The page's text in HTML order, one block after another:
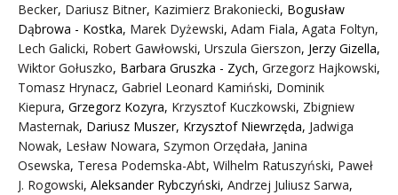
Becker, Dariusz Bitner, Kazimierz Brakoniecki, Bogusław
Dąbrowa - Kostka, Marek Dyżewski, Adam Fiala, Agata Foltyn,
Lech Galicki, Robert Gawłowski, Urszula Gierszon, Jerzy Gizella,
Wiktor Gołuszko, Barbara Gruszka - Zych, Grzegorz Hajkowski,
Tomasz Hrynacz, Gabriel Leonard Kamiński, Dominik
Kiepura, Grzegorz Kozyra, Krzysztof Kuczkowski, Zbigniew
Masternak, Dariusz Muszer, Krzysztof Niewrzęda, Jadwiga
Nowak, Lesław Nowara, Szymon Orzędała, Janina
Osewska, Teresa Podemska-Abt, Wilhelm Ratuszyński, Paweł
J. Rogowski, Aleksander Rybczyński, Andrzej Juliusz Sarwa,